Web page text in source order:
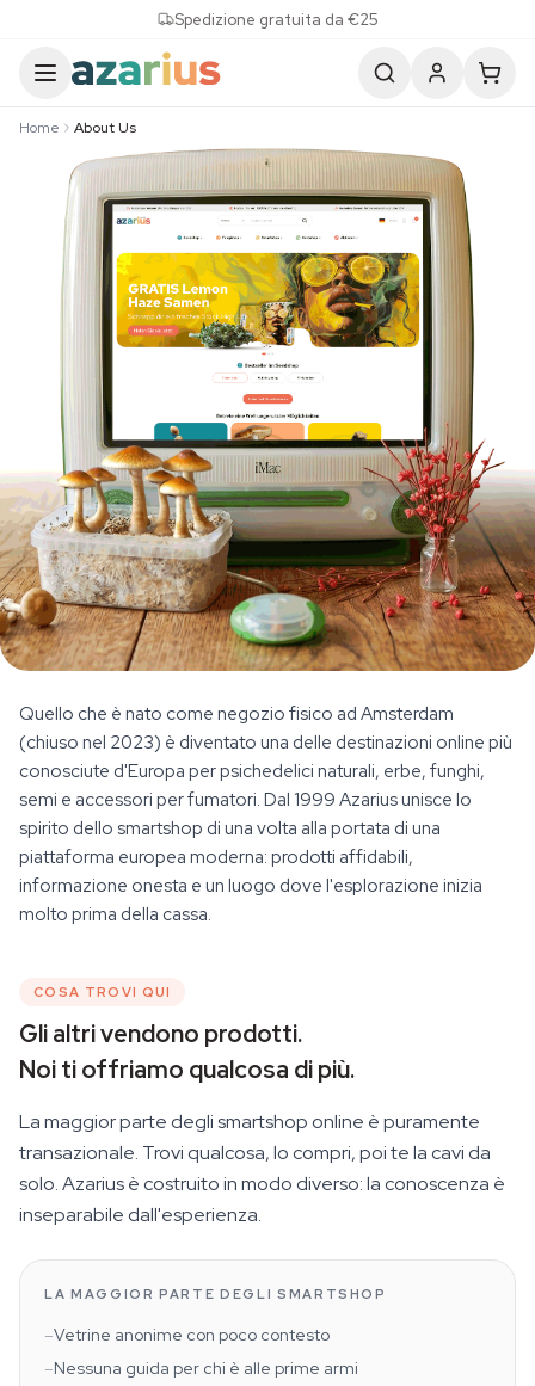
Spedizione gratuita da €25
Home About Us
CHI SIAMO
Non è solo un negozio. È il tuo
spazio per esplorare.
Negozi
Quello che è nato come negozio fisico ad Amsterdam
(chiuso nel 2023) è diventato una delle destinazioni online più
conosciute d'Europa per psichedelici naturali, erbe, funghi,
semi e accessori per fumatori. Dal 1999 Azarius unisce lo
spirito dello smartshop di una volta alla portata di una
piattaforma europea moderna: prodotti affidabili,
informazione onesta e un luogo dove l'esplorazione inizia
molto prima della cassa.
COSA TROVI QUI
Gli altri vendono prodotti.
Noi ti offriamo qualcosa di più.
La maggior parte degli smartshop online è puramente
transazionale. Trovi qualcosa, lo compri, poi te la cavi da
solo. Azarius è costruito in modo diverso: la conoscenza è
inseparabile dall'esperienza.
LA MAGGIOR PARTE DEGLI SMARTSHOP
–Vetrine anonime con poco contesto
–Nessuna guida per chi è alle prime armi